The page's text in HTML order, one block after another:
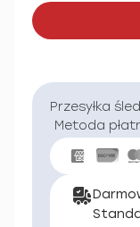
Przesyłka
Metoda